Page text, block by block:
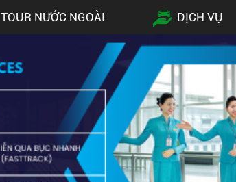
TOUR NƯỚC NGOÀI DỊCH VỤ